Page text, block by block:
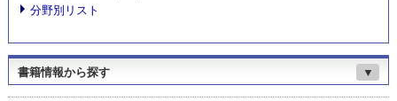
分野別リスト
書籍情報から探す ▼